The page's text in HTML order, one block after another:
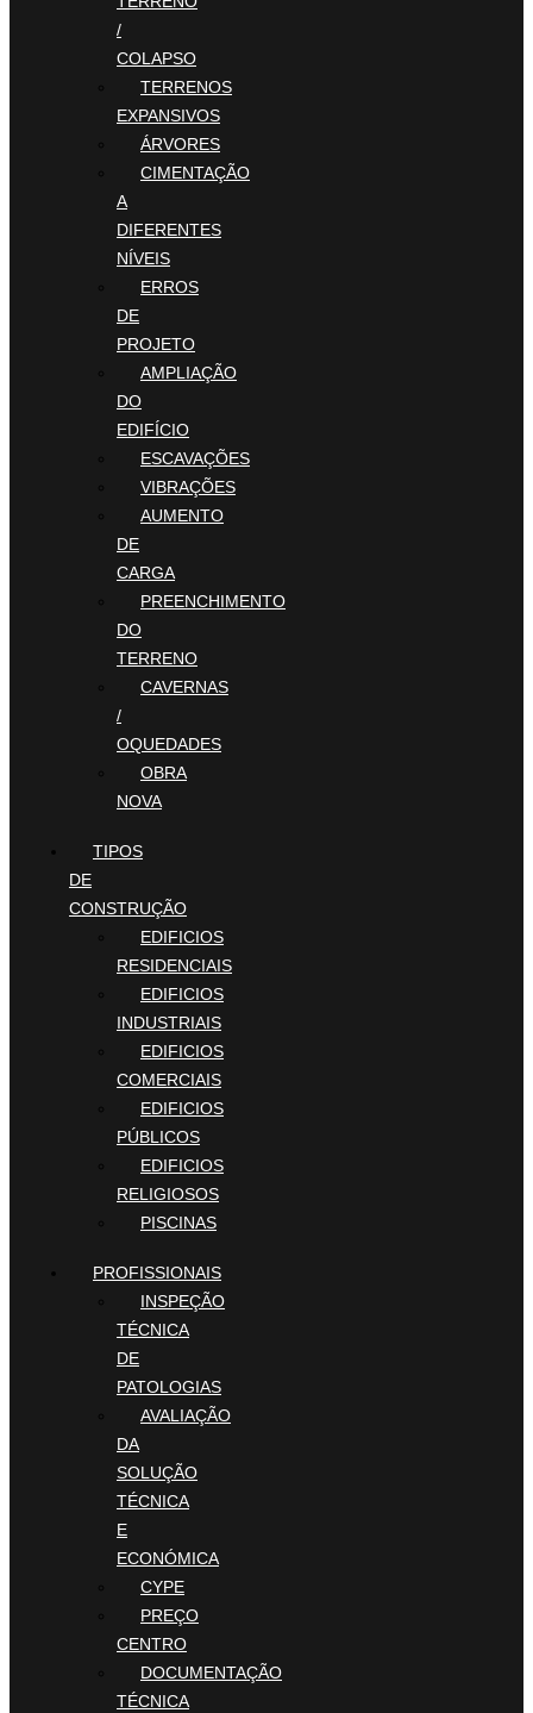
/
COLAPSO
TERRENOS
EXPANSIVOS
ÁRVORES
CIMENTAÇÃO
A
DIFERENTES
NÍVEIS
ERROS
DE
PROJETO
AMPLIAÇÃO
DO
EDIFÍCIO
ESCAVAÇÕES
VIBRAÇÕES
AUMENTO
DE
CARGA
PREENCHIMENTO
DO
TERRENO
CAVERNAS
/
OQUEDADES
OBRA
NOVA
TIPOS
DE
CONSTRUÇÃO
EDIFICIOS
RESIDENCIAIS
EDIFICIOS
INDUSTRIAIS
EDIFICIOS
COMERCIAIS
EDIFICIOS
PÚBLICOS
EDIFICIOS
RELIGIOSOS
PISCINAS
PROFISSIONAIS
INSPEÇÃO
TÉCNICA
DE
PATOLOGIAS
AVALIAÇÃO
DA
SOLUÇÃO
TÉCNICA
E
ECONÓMICA
CYPE
PREÇO
CENTRO
DOCUMENTAÇÃO
TÉCNICA